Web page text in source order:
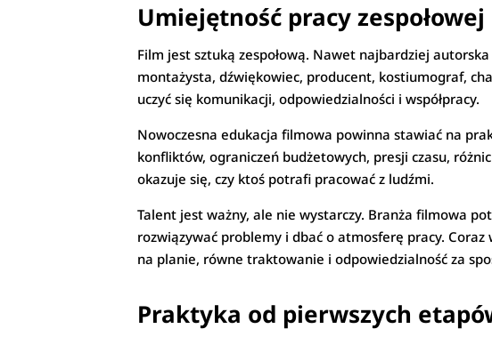
Umiejętność pracy zespołowej
Film jest sztuką zespołową. Nawet najbardziej
montażysta, dźwiękowiec, producent, kostiumograf,
uczyć się komunikacji, odpowiedzialności i współpracy.
Nowoczesna edukacja filmowa powinna stawiać na
konfliktów, ograniczeń budżetowych, presji czasu,
okazuje się, czy ktoś potrafi pracować z ludźmi.
Talent jest ważny, ale nie wystarczy. Branża filmowa
rozwiązywać problemy i dbać o atmosferę pracy.
na planie, równe traktowanie i odpowiedzialność za
Praktyka od pierwszych